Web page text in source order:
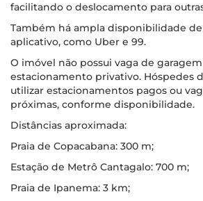
facilitando o deslocamento para
Também há ampla disponibilidade
aplicativo, como Uber e 99.
O imóvel não possui vaga de
estacionamento privativo. Hóspedes
utilizar estacionamentos pagos ou
próximas, conforme disponibilidade.
Distâncias aproximada:
Praia de Copacabana: 300 m;
Estação de Metrô Cantagalo: 700 m;
Praia de Ipanema: 3 km;